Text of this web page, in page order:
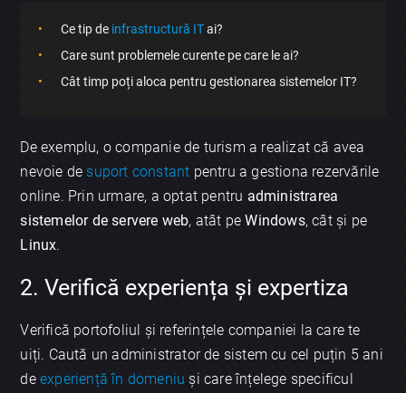
Ce tip de infrastructură ITai?
Care sunt problemele curente pe care le ai?
Cât timp poți aloca pentru gestionarea sistemelor IT?
De exemplu, o companie de turism a realizat că avea
nevoie de suport constant pentru a gestiona rezervările
online. Prin urmare, a optat pentru administrarea
sistemelor de servere web, atât peWindows, cât și pe
Linux.
2. Verifică experiența și expertiza
Verifică portofoliul și referințele companiei la care te
uiți. Caută un administrator de sistem cu cel puțin 5 ani
deexperiență în domeniu și care înțelege specificul